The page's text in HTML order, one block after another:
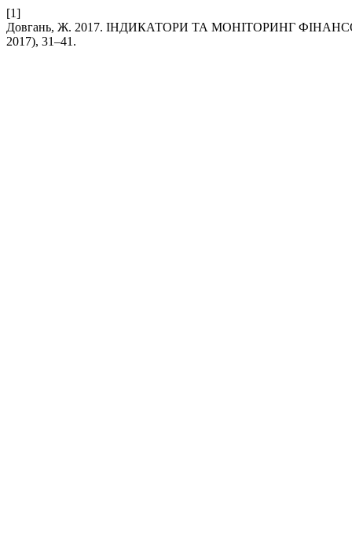
[1]
Довгань, Ж. 2017. ІНДИКАТОРИ ТА МОНІТОРИНГ
2017), 31–41.